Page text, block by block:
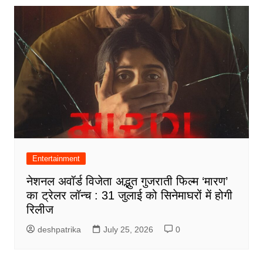
Entertainment
नेशनल अवॉर्ड विजेता अद्भुत गुजराती फिल्म ‘मारण’
का ट्रेलर लॉन्च : 31 जुलाई को सिनेमाघरों में होगी
रिलीज
deshpatrika July 25, 2026 0